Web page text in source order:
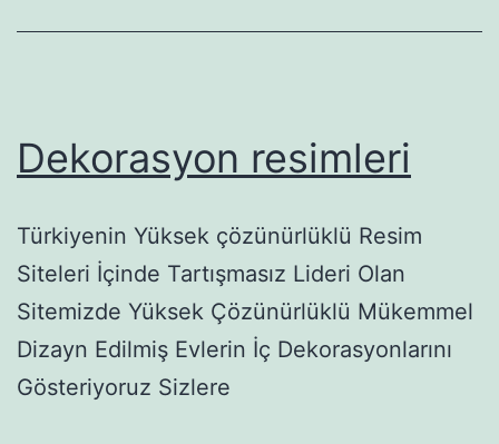
Dekorasyon resimleri
Türkiyenin Yüksek çözünürlüklü Resim
Siteleri İçinde Tartışmasız Lideri Olan
Sitemizde Yüksek Çözünürlüklü Mükemmel
Dizayn Edilmiş Evlerin İç Dekorasyonlarını
Gösteriyoruz Sizlere